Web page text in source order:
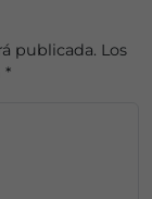
publicada. Los
*